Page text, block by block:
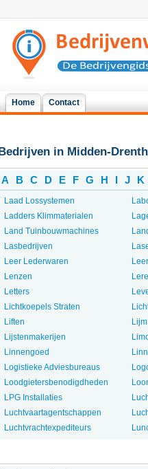
Home Contact
in Midden-
A B C D E F G H I J K
Laad Lossystemen
Ladders Klimmaterialen
Land Tuinbouwmachines
Lasbedrijven
Leer Lederwaren
Lenzen
Letters
Lichtkoepels Straten
Liften
Lijstenmakerijen
Linnengoed
Logistieke Adviesbureaus
Loodgietersbenodigdheden
LPG Installaties
Luchtvaartagentschappen
Luchtvrachtexpediteurs